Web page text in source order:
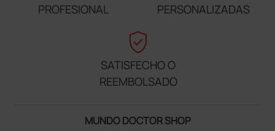
PROFESIONAL
PERSONALIZADAS
verified_user
SATISFECHO O
REEMBOLSADO
MUNDO DOCTOR SHOP